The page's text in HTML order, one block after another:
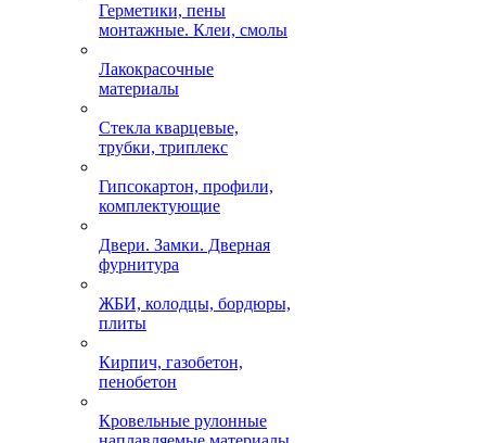
Герметики, пены
монтажные. Клеи, смолы
Лакокрасочные
материалы
Стекла кварцевые,
трубки, триплекс
Гипсокартон, профили,
комплектующие
Двери. Замки. Дверная
фурнитура
ЖБИ, колодцы, бордюры,
плиты
Кирпич, газобетон,
пенобетон
Кровельные рулонные